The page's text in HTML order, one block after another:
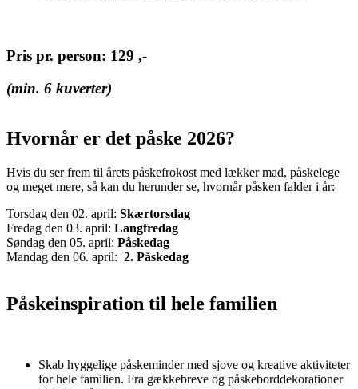
Pris pr. person: 129 ,-
(min. 6 kuverter)
Hvornår er det påske 2026?
Hvis du ser frem til årets påskefrokost med lækker mad, påskelege
og meget mere, så kan du herunder se, hvornår påsken falder i år:
Torsdag den 02. april: Skærtorsdag
Fredag den 03. april: Langfredag
Søndag den 05. april: Påskedag
Mandag den 06. april: 2. Påskedag
Påskeinspiration til hele familien
Skab hyggelige påskeminder med sjove og kreative aktiviteter
for hele familien. Fra gækkebreve og påskeborddekorationer